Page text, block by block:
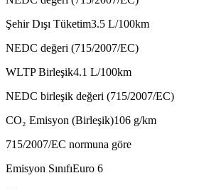
Şehir Dışı Tüketim3.5 L/100km
NEDC değeri (715/2007/EC)
WLTP Birleşik4.1 L/100km
NEDC birleşik değeri (715/2007/EC)
CO₂ Emisyon (Birleşik)106 g/km
715/2007/EC normuna göre
Emisyon SınıfıEuro 6